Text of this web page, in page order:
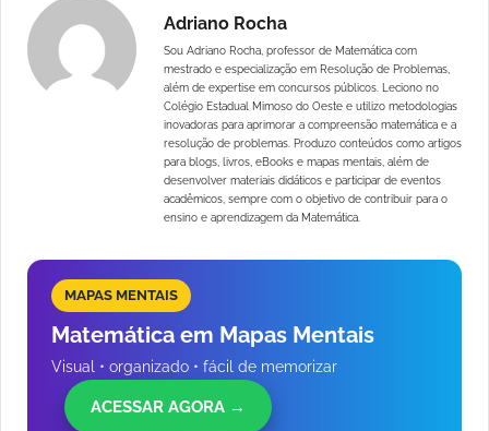
Adriano Rocha
Sou Adriano Rocha, professor de Matemática com
mestrado e especialização em Resolução de Problemas,
além de expertise em concursos públicos. Leciono no
Colégio Estadual Mimoso do Oeste e utilizo metodologias
inovadoras para aprimorar a compreensão matemática e a
resolução de problemas. Produzo conteúdos como artigos
para blogs, livros, eBooks e mapas mentais, além de
desenvolver materiais didáticos e participar de eventos
acadêmicos, sempre com o objetivo de contribuir para o
ensino e aprendizagem da Matemática.
MAPAS MENTAIS
Matemática em Mapas Mentais
Visual • organizado • fácil de memorizar
ACESSAR AGORA →